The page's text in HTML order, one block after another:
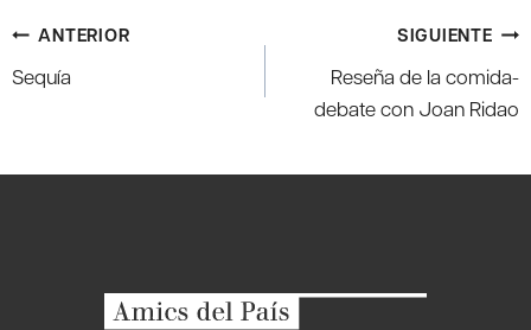
Navegación
de
ANTERIOR
Sequía
SIGUIENTE
Reseña de la comida-
debate con Joan Ridao